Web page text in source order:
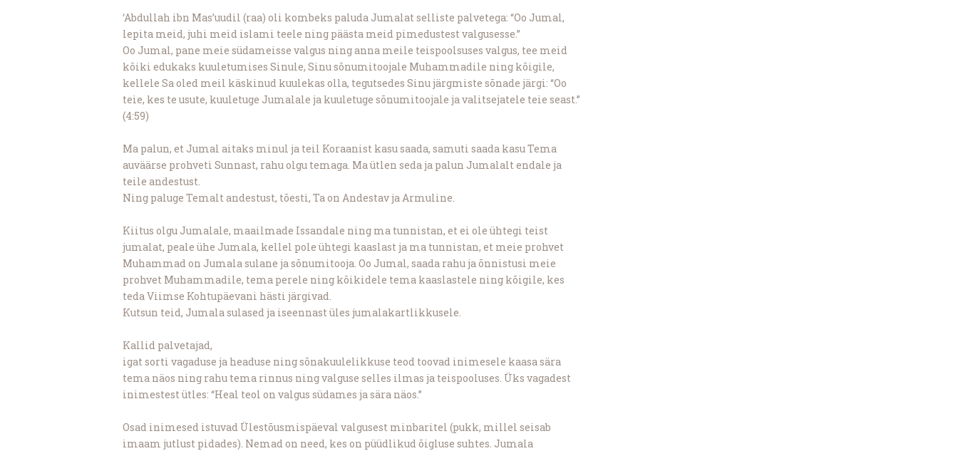
‘Abdullah ibn Mas’uudil (raa) oli kombeks paluda Jumalat selliste palvetega: “Oo Jumal,
lepita meid, juhi meid islami teele ning päästa meid pimedustest valgusesse.”
Oo Jumal, pane meie südameisse valgus ning anna meile teispoolsuses valgus, tee meid
kõiki edukaks kuuletumises Sinule, Sinu sõnumitoojale Muhammadile ning kõigile,
kellele Sa oled meil käskinud kuulekas olla, tegutsedes Sinu järgmiste sõnade järgi: “Oo
teie, kes te usute, kuuletuge Jumalale ja kuuletuge sõnumitoojale ja valitsejatele teie seast.”
(4:59)
Ma palun, et Jumal aitaks minul ja teil Koraanist kasu saada, samuti saada kasu Tema
auväärse prohveti Sunnast, rahu olgu temaga. Ma ütlen seda ja palun Jumalalt endale ja
teile andestust.
Ning paluge Temalt andestust, tõesti, Ta on Andestav ja Armuline.
Kiitus olgu Jumalale, maailmade Issandale ning ma tunnistan, et ei ole ühtegi teist
jumalat, peale ühe Jumala, kellel pole ühtegi kaaslast ja ma tunnistan, et meie prohvet
Muhammad on Jumala sulane ja sõnumitooja. Oo Jumal, saada rahu ja õnnistusi meie
prohvet Muhammadile, tema perele ning kõikidele tema kaaslastele ning kõigile, kes
teda Viimse Kohtupäevani hästi järgivad.
Kutsun teid, Jumala sulased ja iseennast üles jumalakartlikkusele.
Kallid palvetajad,
igat sorti vagaduse ja headuse ning sõnakuulelikkuse teod toovad inimesele kaasa sära
tema näos ning rahu tema rinnus ning valguse selles ilmas ja teispooluses. Üks vagadest
inimestest ütles: “Heal teol on valgus südames ja sära näos.”
Osad inimesed istuvad Ülestõusmispäeval valgusest minbaritel (pukk, millel seisab
imaam jutlust pidades). Nemad on need, kes on püüdlikud õigluse suhtes. Jumala